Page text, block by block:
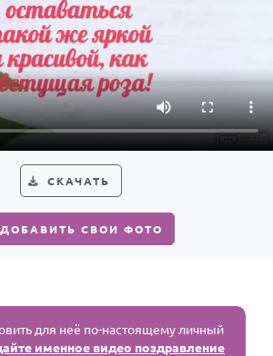
СКАЧАТЬ
ДОБАВИТЬ СВОИ ФОТО
для неё по-настоящему личный
именное видео поздравление